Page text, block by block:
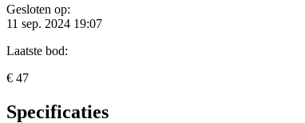
Gesloten op:
11 sep. 2024 19:07
Laatste bod:
€ 47
Specificaties